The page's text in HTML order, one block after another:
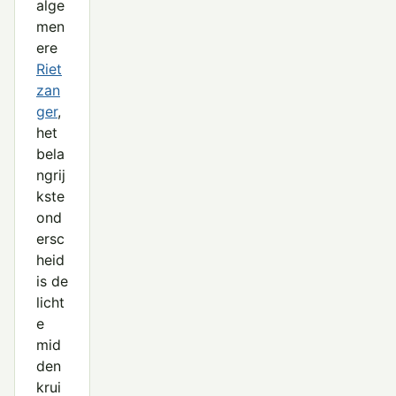
alge
men
ere
Riet
zan
ger,
het
bela
ngrij
kste
ond
ersc
heid
is de
licht
e
mid
den
krui